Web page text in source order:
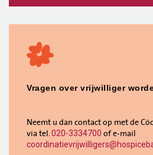
Vragen over vrijwilliger
Neemt u dan contact op met de
via tel.020-3334700 of e-mail